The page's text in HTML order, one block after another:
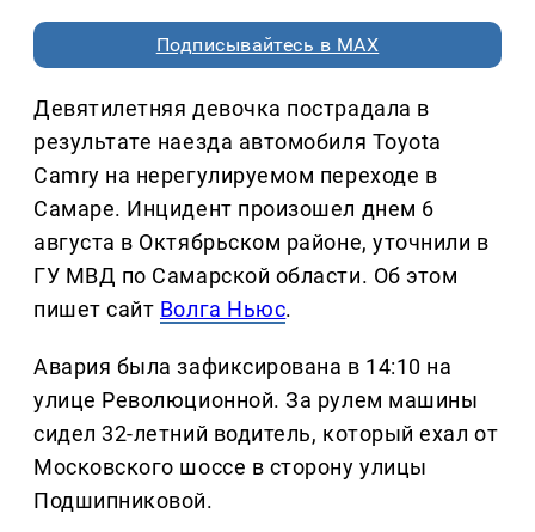
Подписывайтесь в MAX
Девятилетняя девочка пострадала в
результате наезда автомобиля Toyota
Camry на нерегулируемом переходе в
Самаре. Инцидент произошел днем 6
августа в Октябрьском районе, уточнили в
ГУ МВД по Самарской области. Об этом
пишет сайт Волга Ньюс.
Авария была зафиксирована в 14:10 на
улице Революционной. За рулем машины
сидел 32-летний водитель, который ехал от
Московского шоссе в сторону улицы
Подшипниковой.